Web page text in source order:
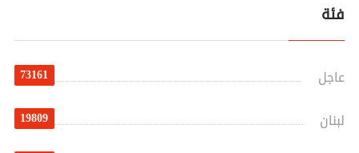
فئة
عاجل 73161
لبنان 19809